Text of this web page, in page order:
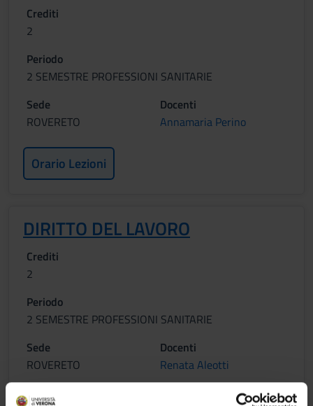
Crediti
2
Periodo
2 SEMESTRE PROFESSIONI SANITARIE
Sede
ROVERETO
Docenti
Annamaria Perino
Orario Lezioni
DIRITTO DEL LAVORO
Crediti
2
Periodo
2 SEMESTRE PROFESSIONI SANITARIE
Sede
ROVERETO
Docenti
Renata Aleotti